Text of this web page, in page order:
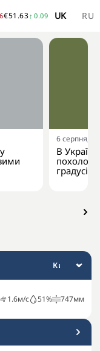
€51.63↑ 0.09 UK RU
6 серпня,
В
градусів
1.6м/с 51% 747мм